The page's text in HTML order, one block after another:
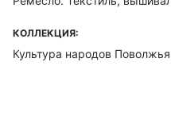
КОЛЛЕКЦИЯ:
Культура народов